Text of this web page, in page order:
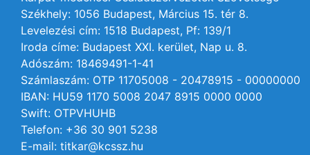
Székhely: 1056 Budapest, Március 15. tér 8.
Levelezési cím: 1518 Budapest, Pf: 139/1
Iroda címe: Budapest XXI. kerület, Nap u. 8.
Adószám: 18469491-1-41
Számlaszám: OTP 11705008 - 20478915 - 00000000
IBAN: HU59 1170 5008 2047 8915 0000 0000
Swift: OTPVHUHB
Telefon: +36 30 901 5238
E-mail: titkar@kcssz.hu